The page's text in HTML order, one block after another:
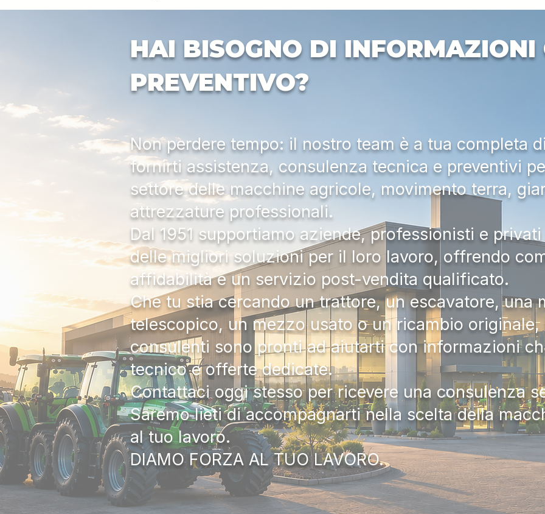
HAI BISOGNO DI INFORMAZIONI
PREVENTIVO?
Non perdere tempo: il nostro team è a tua completa
fornirti assistenza, consulenza tecnica e preventivi
settore delle macchine agricole, movimento terra,
attrezzature professionali.
Dal 1951 supportiamo aziende, professionisti e
delle migliori soluzioni per il loro lavoro, offrendo
affidabilità e un servizio post-vendita qualificato.
Che tu stia cercando un trattore, un escavatore, una
telescopico, un mezzo usato o un ricambio
consulenti sono pronti ad aiutarti con informazioni
tecnico e offerte dedicate.
Contattaci oggi stesso per ricevere una consulenza
Saremo lieti di accompagnarti nella scelta della
al tuo lavoro.
DIAMO FORZA AL TUO LAVORO.